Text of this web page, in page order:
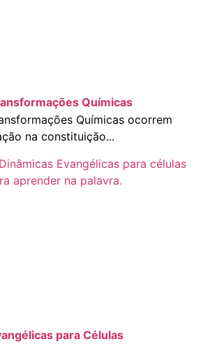
Químicas
Químicas ocorrem
na constituição...
para Células